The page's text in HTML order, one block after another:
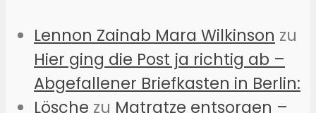
Lennon Zainab Mara Wilkinson zu
Hier ging die Post ja richtig ab –
Abgefallener Briefkasten in Berlin:
Lösche zu Matratze entsorgen –